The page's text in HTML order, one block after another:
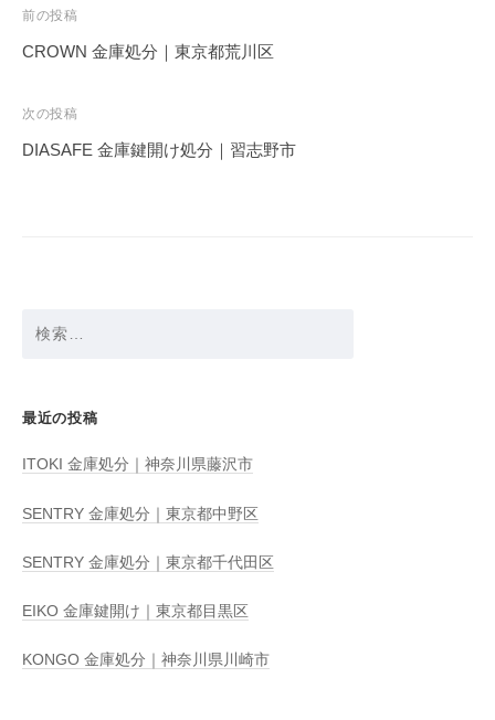
投
稿
ビ
ゲ
前の投稿
CROWN 金庫処分｜東京都荒川区
次の投稿
DIASAFE 金庫鍵開け処分｜習志野市
最近の投稿
ITOKI 金庫処分｜神奈川県藤沢市
SENTRY 金庫処分｜東京都中野区
SENTRY 金庫処分｜東京都千代田区
EIKO 金庫鍵開け｜東京都目黒区
KONGO 金庫処分｜神奈川県川崎市